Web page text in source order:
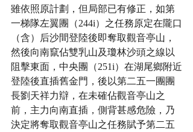
雖依照原計劃，但局部已有修正，如第
一梯隊左翼團（244i）之任務原定在隴口
（含）后沙間登陸後即奪取觀音亭山，
然後向南竄佔雙乳山及瓊林沙頭之線以
阻擊東面，中央團（251i）在湖尾鄉附近
登陸後直插舊金門，後以第二五一團團
長劉天祥力辯，在未確佔觀音亭山之
前，主力向南直插，側背甚感危險，乃
決定將奪取觀音亭山之任務賦予第二五